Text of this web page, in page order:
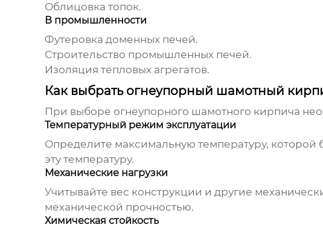
Облицовка топок.
В промышленности
Футеровка доменных печей.
Строительство промышленных печей.
Изоляция тепловых агрегатов.
Как выбрать огнеупорный шамотный
При выборе огнеупорного шамотного кирпича
Температурный режим эксплуатации
Определите максимальную температуру,
эту температуру.
Механические нагрузки
Учитывайте вес конструкции и другие
механической прочностью.
Химическая стойкость